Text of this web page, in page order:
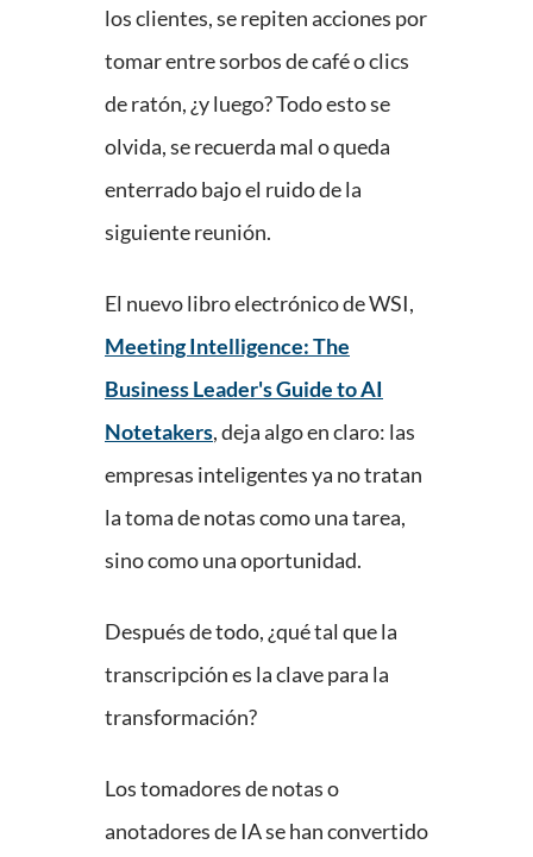
los clientes, se repiten acciones por
tomar entre sorbos de café o clics
de ratón, ¿y luego? Todo esto se
olvida, se recuerda mal o queda
enterrado bajo el ruido de la
siguiente reunión.
El nuevo libro electrónico de WSI,
Meeting Intelligence: The
Business Leader's Guide to AI
Notetakers, deja algo en claro: las
empresas inteligentes ya no tratan
la toma de notas como una tarea,
sino como una oportunidad.
Después de todo, ¿qué tal que la
transcripción es la clave para la
transformación?
Los tomadores de notas o
anotadores de IA se han convertido